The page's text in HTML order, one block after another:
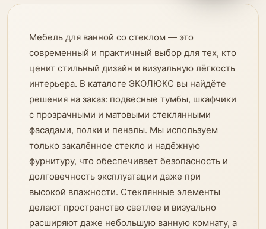
Мебель для ванной со стеклом — это
современный и практичный выбор для тех, кто
ценит стильный дизайн и визуальную лёгкость
интерьера. В каталоге ЭКОЛЮКС вы найдёте
решения на заказ: подвесные тумбы, шкафчики
с прозрачными и матовыми стеклянными
фасадами, полки и пеналы. Мы используем
только закалённое стекло и надёжную
фурнитуру, что обеспечивает безопасность и
долговечность эксплуатации даже при
высокой влажности. Стеклянные элементы
делают пространство светлее и визуально
расширяют даже небольшую ванную комнату, а